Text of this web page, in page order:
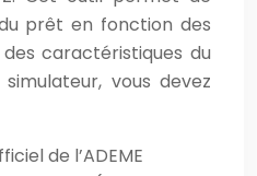
prêt en fonction des
caractéristiques du
vous devez
de l’ADEME